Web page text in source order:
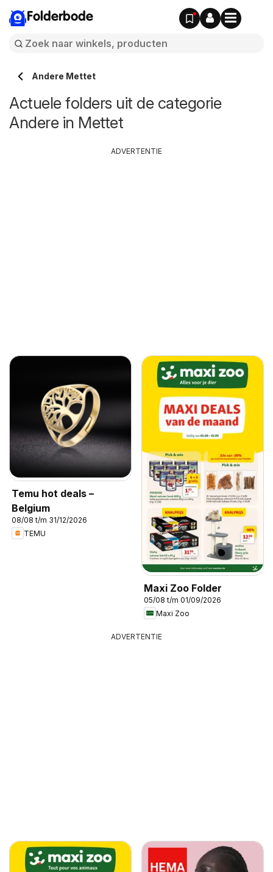
Folderbode
Andere Mettet
Actuele folders uit de categorie
Andere in Mettet
Temu hot deals –
Belgium
08/08 t/m 31/12/2026
TEMU
Maxi Zoo Folder
05/08 t/m 01/09/2026
Maxi Zoo
ADVERTENTIE
ADVERTENTIE